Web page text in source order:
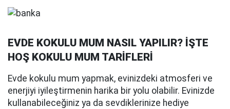
EVDE KOKULU MUM NASIL YAPILIR? İŞTE
HOŞ KOKULU MUM TARİFLERİ
Evde kokulu mum yapmak, evinizdeki atmosferi ve
enerjiyi iyileştirmenin harika bir yolu olabilir. Evinizde
kullanabileceğiniz ya da sevdiklerinize hediye